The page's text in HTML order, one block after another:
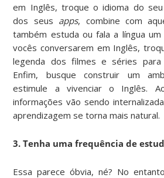
em Inglês, troque o idioma do
dos seus apps, combine com
também estuda ou fala a língua
vocês conversarem em Inglês,
legenda dos filmes e séries para
Enfim, busque construir um
estimule a vivenciar o Inglês.
informações vão sendo
aprendizagem se torna mais natural.
3. Tenha uma frequência de
Essa parece óbvia, né? No